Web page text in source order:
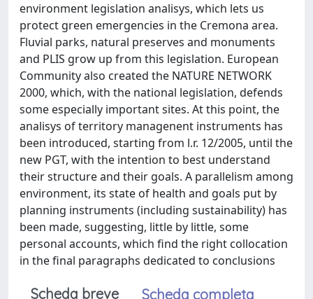
environment legislation analisys, which lets us
protect green emergencies in the Cremona area.
Fluvial parks, natural preserves and monuments
and PLIS grow up from this legislation. European
Community also created the NATURE NETWORK
2000, which, with the national legislation, defends
some especially important sites. At this point, the
analisys of territory managenent instruments has
been introduced, starting from l.r. 12/2005, until the
new PGT, with the intention to best understand
their structure and their goals. A parallelism among
environment, its state of health and goals put by
planning instruments (including sustainability) has
been made, suggesting, little by little, some
personal accounts, which find the right collocation
in the final paragraphs dedicated to conclusions
Scheda breve Scheda completa